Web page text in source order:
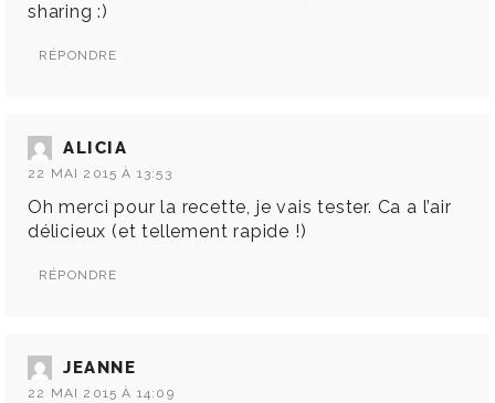
sharing :)
RÉPONDRE
ALICIA
22 MAI 2015 À 13:53
Oh merci pour la recette, je vais tester. Ca a l’air
délicieux (et tellement rapide !)
RÉPONDRE
JEANNE
22 MAI 2015 À 14:09